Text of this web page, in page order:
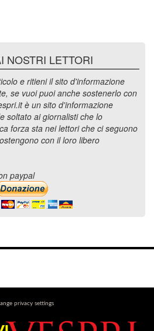
NOSTRI LETTORI
e ritieni il sito d'informazione
se vuoi puoi anche sostenerlo con
è un sito d'informazione
soltato ai giornalisti che lo
forza sta nei lettori che ci seguono
con il loro libero
paypal
privacy settings